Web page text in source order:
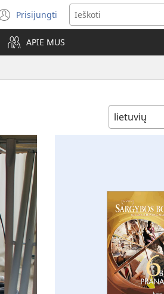
Prisijungti
(atsiveria
naujas
langas)
APIE MUS